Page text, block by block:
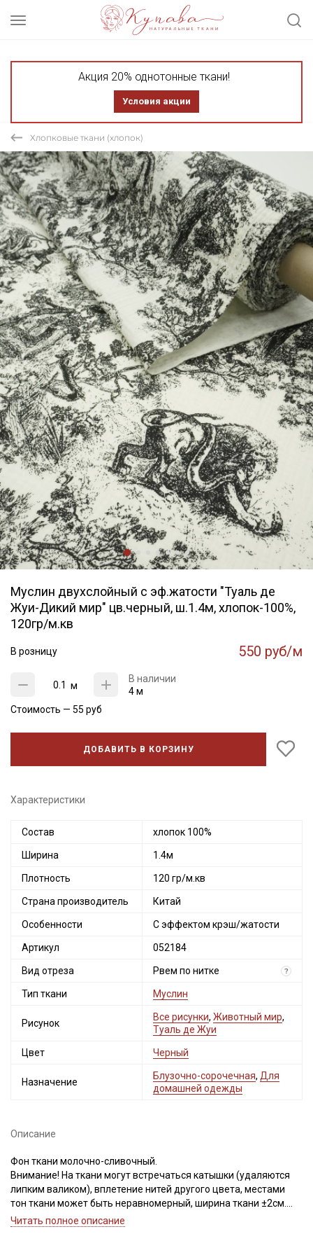
Акция 20% однотонные ткани!
Условия акции
Хлопковые ткани (хлопок)
Муслин двухслойный с эф.жатости "Туаль де
Жуи-Дикий мир" цв.черный, ш.1.4м, хлопок-100%,
120гр/м.кв
В розницу 550 руб/м
м
В наличии
4 м
Стоимость — 55 руб
ДОБАВИТЬ В КОРЗИНУ
Характеристики
Состав хлопок 100%
Ширина 1.4м
Плотность 120 гр/м.кв
Страна производитель Китай
Особенности С эффектом крэш/жатости
Артикул 052184
Вид отреза Рвем по нитке ?
Тип ткани Муслин
Рисунок
Все рисунки, Животный мир,
Туаль де Жуи
Цвет Черный
Назначение
Блузочно-сорочечная, Для
домашней одежды
Описание
Фон ткани молочно-сливочный.
Внимание! На ткани могут встречаться катышки (удаляются
липким валиком), вплетение нитей другого цвета, местами
тон ткани может быть неравномерный, ширина ткани ±2см.
Просим учитывать это при заказе.
Читать полное описание
Секретная рассылка от Купава